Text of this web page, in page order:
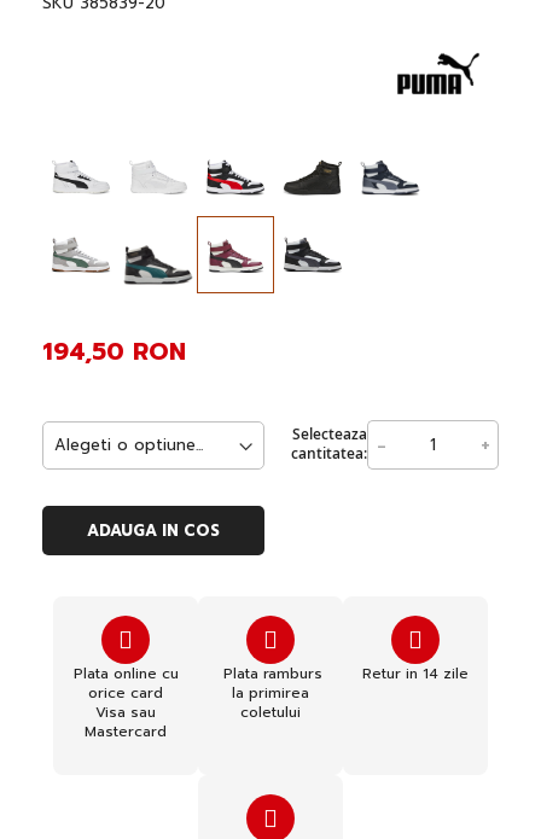
of
Selecteaza
cantitatea: - +
194,50 RON
ADAUGA IN COS
Plata online cu
orice card
Visa sau
Mastercard
Plata ramburs
la primirea
coletului
Retur in 14 zile